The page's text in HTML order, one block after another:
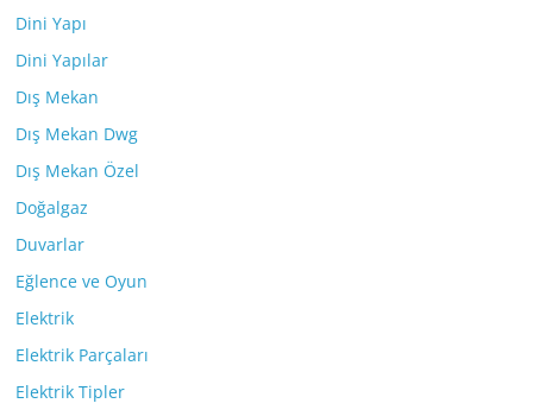
Dini Yapı
Dini Yapılar
Dış Mekan
Dış Mekan Dwg
Dış Mekan Özel
Doğalgaz
Duvarlar
Eğlence ve Oyun
Elektrik
Elektrik Parçaları
Elektrik Tipler